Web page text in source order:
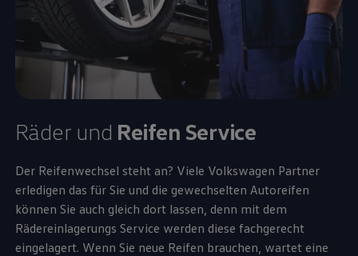
Räder und Reifen Service
Der Reifenwechsel steht an? Viele Volkswagen Partner
erledigen das für Sie und die gewechselten Autoreifen
können Sie auch gleich dort lassen, denn mit dem
Rädereinlagerungs Service werden diese fachgerecht
eingelagert. Wenn Sie neue Reifen brauchen, wartet eine